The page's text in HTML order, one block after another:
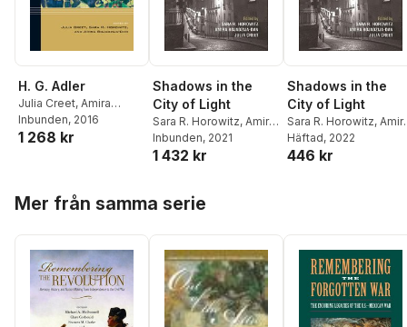
H. G. Adler
Julia Creet, Amira
Bojadzija-Dan,
Horowitz
Inbunden, 2016
1 268 kr
Shadows in the
City of Light
Sara R. Horowitz, Amira
Bojadzija-Dan,
Creet
Inbunden, 2021
1 432 kr
Shadows in the
City of Light
Sara R. Horowitz,
Bojadzija-Dan
Creet
Häftad, 2022
446 kr
Mer från samma serie